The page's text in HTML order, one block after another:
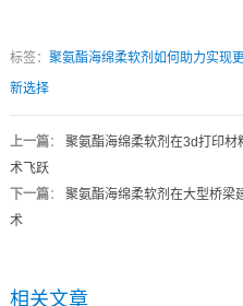
标签： 聚氨酯海绵柔软剂如何助力实现
新选择
上一篇： 聚氨酯海绵柔软剂在3d打印材
术飞跃
下一篇： 聚氨酯海绵柔软剂在大型桥梁
术
相关文章